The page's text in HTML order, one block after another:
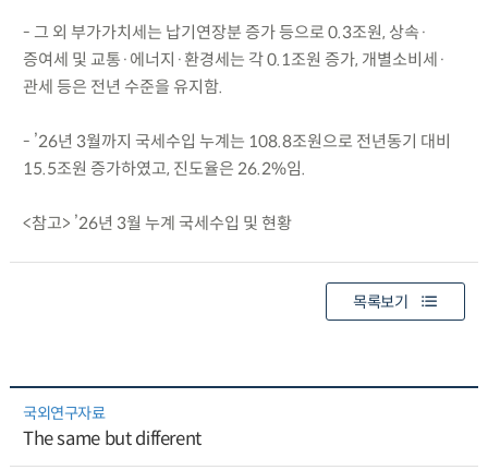
- 그 외 부가가치세는 납기연장분 증가 등으로 0.3조원, 상속·
증여세 및 교통·에너지·환경세는 각 0.1조원 증가, 개별소비세·
관세 등은 전년 수준을 유지함.
- ’26년 3월까지 국세수입 누계는 108.8조원으로 전년동기 대비
15.5조원 증가하였고, 진도율은 26.2%임.
<참고> ’26년 3월 누계 국세수입 및 현황
목록보기
국외연구자료
The same but different